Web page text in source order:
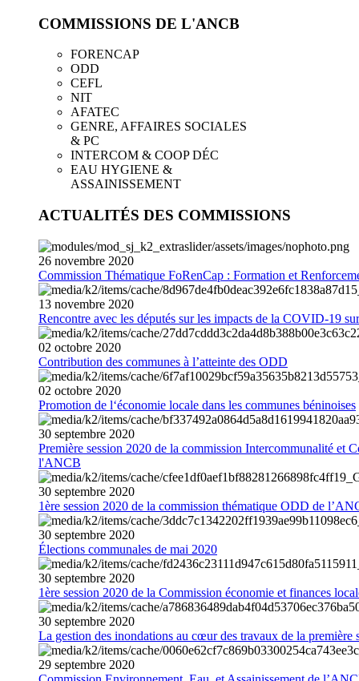
COMMISSIONS DE L'ANCB
FORENCAP
ODD
CEFL
NIT
AFATEC
GENRE, AFFAIRES SOCIALES
& PC
INTERCOM & COOP DÉC
EAU HYGIENE &
ASSAINISSEMENT
ACTUALITÉS DES COMMISSIONS
26 novembre 2020
Commission Thématique FoRenCap : Formation et
13 novembre 2020
Rencontre avec les députés sur les impacts de la COVID-19
02 octobre 2020
Contribution des communes à l’atteinte des ODD
02 octobre 2020
Promotion de l‘économie locale dans les communes béninoises
30 septembre 2020
Première session 2020 de la commission Intercommunalité et
l'ANCB
30 septembre 2020
1ère session 2020 de la commission thématique ODD de
30 septembre 2020
Élections communales de mai 2020
30 septembre 2020
1ère session 2020 de la Commission économie et finances
30 septembre 2020
La gestion des inondations au cœur des travaux de la première
29 septembre 2020